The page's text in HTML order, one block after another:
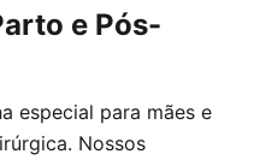
e Pós-
especial para mães e
Nossos